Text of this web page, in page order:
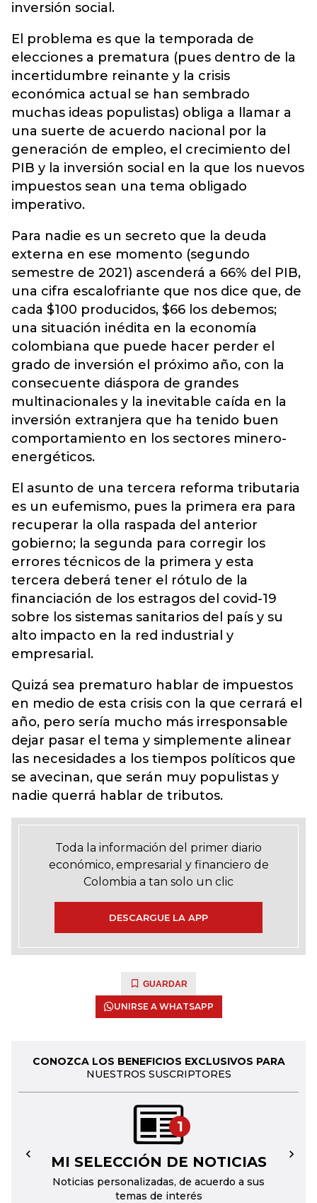
inversión social.
El problema es que la temporada de
elecciones a prematura (pues dentro de la
incertidumbre reinante y la crisis
económica actual se han sembrado
muchas ideas populistas) obliga a llamar a
una suerte de acuerdo nacional por la
generación de empleo, el crecimiento del
PIB y la inversión social en la que los nuevos
impuestos sean una tema obligado
imperativo.
Para nadie es un secreto que la deuda
externa en ese momento (segundo
semestre de 2021) ascenderá a 66% del PIB,
una cifra escalofriante que nos dice que, de
cada $100 producidos, $66 los debemos;
una situación inédita en la economía
colombiana que puede hacer perder el
grado de inversión el próximo año, con la
consecuente diáspora de grandes
multinacionales y la inevitable caída en la
inversión extranjera que ha tenido buen
comportamiento en los sectores minero-
energéticos.
El asunto de una tercera reforma tributaria
es un eufemismo, pues la primera era para
recuperar la olla raspada del anterior
gobierno; la segunda para corregir los
errores técnicos de la primera y esta
tercera deberá tener el rótulo de la
financiación de los estragos del covid-19
sobre los sistemas sanitarios del país y su
alto impacto en la red industrial y
empresarial.
Quizá sea prematuro hablar de impuestos
en medio de esta crisis con la que cerrará el
año, pero sería mucho más irresponsable
dejar pasar el tema y simplemente alinear
las necesidades a los tiempos políticos que
se avecinan, que serán muy populistas y
nadie querrá hablar de tributos.
Toda la información del primer diario
económico, empresarial y financiero de
Colombia a tan solo un clic
DESCARGUE LA APP
GUARDAR
UNIRSE A WHATSAPP
CONOZCA LOS BENEFICIOS EXCLUSIVOS PARA
NUESTROS SUSCRIPTORES
1
MI SELECCIÓN DE NOTICIAS
Noticias personalizadas, de acuerdo a sus
temas de interés
← →